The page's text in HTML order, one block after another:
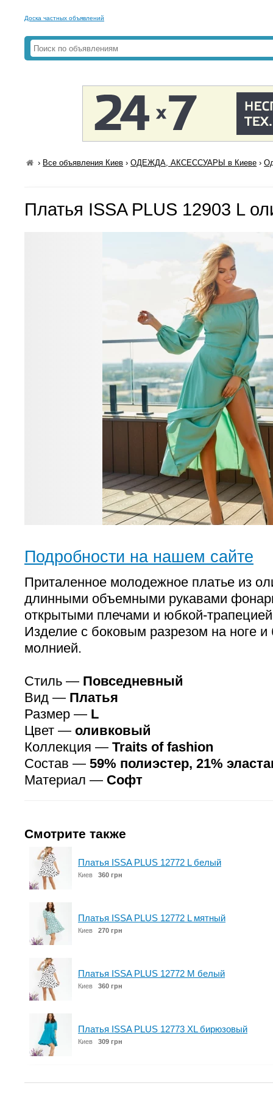
Доска частных объявлений
› Все объявления Киев ›ОДЕЖДА, АКСЕССУАРЫ в Киеве ›
Платья ISSA PLUS 12903 L
Подробности на нашем сайте
Приталенное молодежное платье из
длинными объемными рукавами
открытыми плечами и юбкой-
Изделие с боковым разрезом на ноге и
молнией.
Стиль — Повседневный
Вид — Платья
Размер — L
Цвет — оливковый
Коллекция — Traits of fashion
Состав — 59% полиэстер, 21%
Материал — Софт
Смотрите также
Платья ISSA PLUS 12772 L белый
Киев 360 грн
Платья ISSA PLUS 12772 L мятный
Киев 270 грн
Платья ISSA PLUS 12772 M белый
Киев 360 грн
Платья ISSA PLUS 12773 XL бирюзовый
Киев 309 грн